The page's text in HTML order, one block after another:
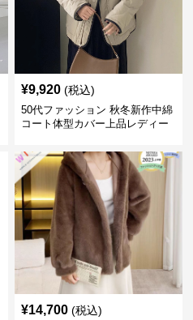
¥9,920 (税込)
50代ファッション 秋冬新作中綿
コート体型カバー上品レディー
¥14,700 (税込)